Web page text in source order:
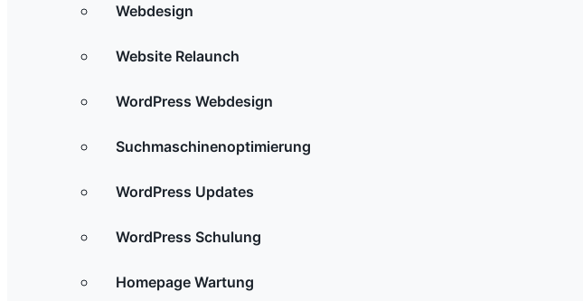
Webdesign
Website Relaunch
WordPress Webdesign
Suchmaschinenoptimierung
WordPress Updates
WordPress Schulung
Homepage Wartung